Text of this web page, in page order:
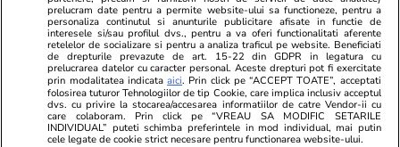
Horoscop 12 iul.
Luna Nouă din 14 iulie în zodia
Racului, un nou început pentru
suflet, familie și viața de acasă
prelucram date pentru a permite website-ului sa functioneze, pentru a
personaliza continutul si anunturile publicitare afisate in functie de
interesele si/sau profilul dvs., pentru a va oferi functionalitati aferente
retelelor de socializare si pentru a analiza traficul pe website. Beneficiati
de drepturile prevazute de art. 15-22 din GDPR in legatura cu
prelucrarea datelor cu caracter personal. Aceste drepturi pot fi exercitate
prin modalitatea indicataaici. Prin click pe “ACCEPT TOATE”, acceptati
folosirea tuturor Tehnologiilor de tip Cookie, care implica inclusiv acceptul
dvs. cu privire la stocarea/accesarea informatiilor de catre Vendor-ii cu
care colaboram. Prin click pe “VREAU SA MODIFIC SETARILE
INDIVIDUAL” puteti schimba preferintele in mod individual, mai putin
cele legate de cookie strict necesare pentru functionarea website-ului.